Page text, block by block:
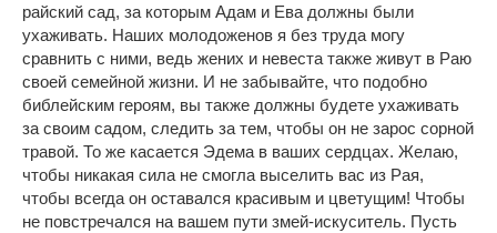
райский сад, за которым Адам и Ева должны были
ухаживать. Наших молодоженов я без труда могу
сравнить с ними, ведь жених и невеста также живут в Раю
своей семейной жизни. И не забывайте, что подобно
библейским героям, вы также должны будете ухаживать
за своим садом, следить за тем, чтобы он не зарос сорной
травой. То же касается Эдема в ваших сердцах. Желаю,
чтобы никакая сила не смогла выселить вас из Рая,
чтобы всегда он оставался красивым и цветущим! Чтобы
не повстречался на вашем пути змей-искуситель. Пусть